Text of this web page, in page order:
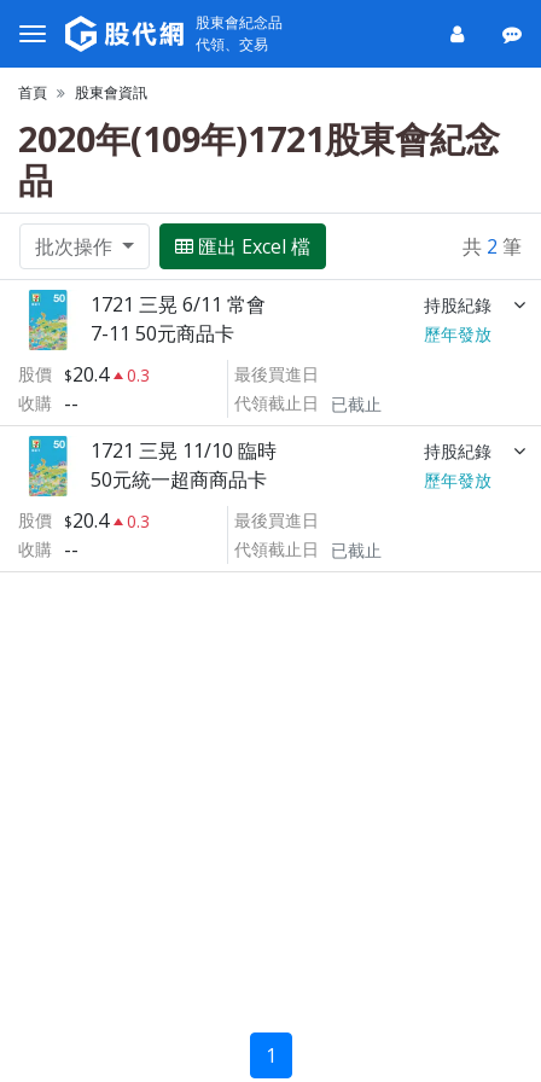
股東會紀念品
代領、交易
首頁 股東會資訊
2020年(109年)1721股東會紀念
品
批次操作 匯出 Excel 檔 共 2 筆
1721 三晃 6/11 常會 持股紀錄
7-11 50元商品卡
歷年發放
股價
20.4
0.3
收購 --
最後買進日
代領截止日
已截止
1721 三晃 11/10 臨時 持股紀錄
50元統一超商商品卡
歷年發放
股價
20.4
0.3
收購 --
最後買進日
代領截止日
已截止
1